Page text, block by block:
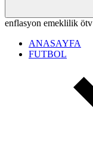
enflasyon emeklilik ötv
ANASAYFA
FUTBOL